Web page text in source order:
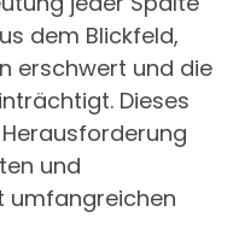
dem Blickfeld,
erschwert und die
Dieses
und
umfangreichen